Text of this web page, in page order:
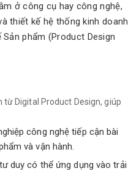
ở công cụ hay công nghệ,
thiết kế hệ thống kinh doanh
phẩm (Product Design
từ Digital Product Design, giúp
công nghệ tiếp cận bài
và vận hành.
duy có thể ứng dụng vào trải